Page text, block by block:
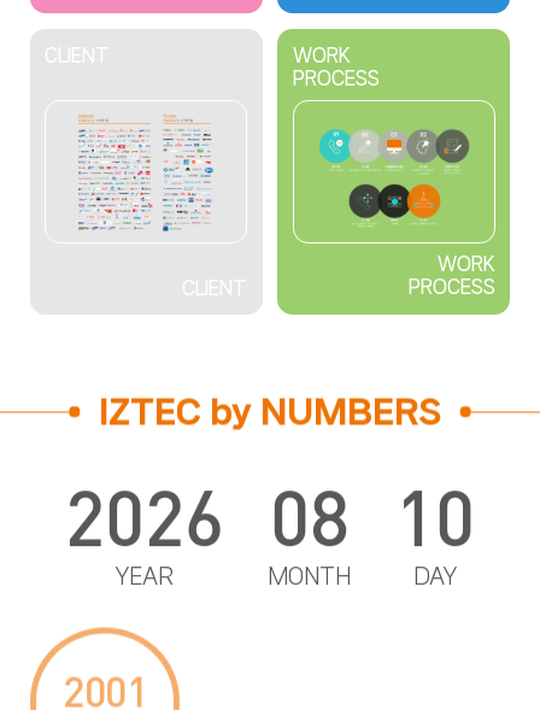
CLIENT
CLIENT
WORK
PROCESS
WORK
PROCESS
IZTEC by NUMBERS
2026
YEAR
08
MONTH
10
DAY
2001